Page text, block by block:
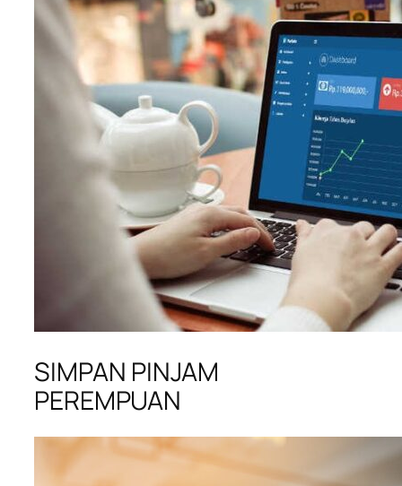
SIMPAN PINJAM
PEREMPUAN